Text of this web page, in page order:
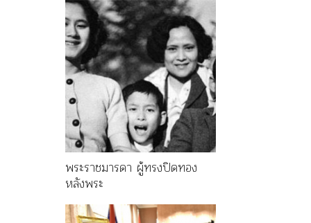
พระราชมารดา ผู้ทรงปิดทอง
หลังพระ